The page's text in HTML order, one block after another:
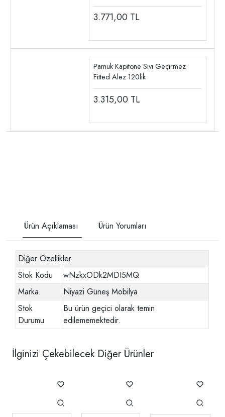
3.771,00 TL
Pamuk Kapitone Sıvı Geçirmez
Fitted Alez 120lik
3.315,00 TL
Ürün Açıklaması Ürün Yorumları
Diğer Özellikler
Stok Kodu
wNzkxODk2MDI5MQ
Marka
Niyazi Güneş Mobilya
Stok
Durumu
Bu ürün geçici olarak temin
edilememektedir.
İlginizi Çekebilecek Diğer Ürünler